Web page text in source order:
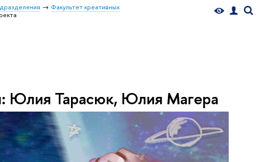
Факультет креативных
Юлия Тарасюк, Юлия Магера